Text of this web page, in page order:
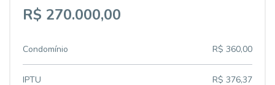
R$ 270.000,00
Condomínio R$ 360,00
IPTU R$ 376,37